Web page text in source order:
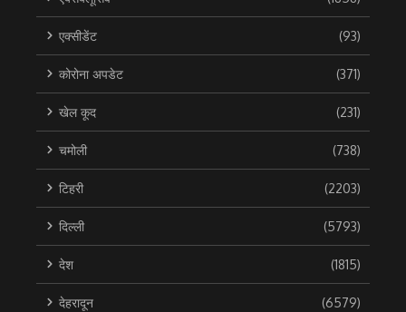
एक्सीडेंट (93)
कोरोना अपडेट (371)
खेल कूद (231)
चमोली (738)
टिहरी (2203)
दिल्ली (5793)
देश (1815)
देहरादून (6579)